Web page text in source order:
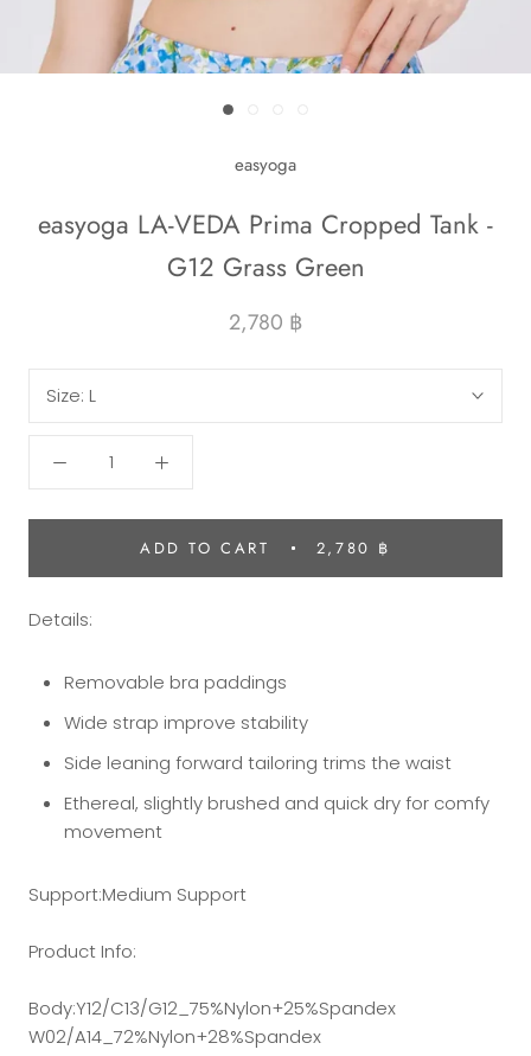
easyoga
easyoga LA-VEDA Prima Cropped Tank -
G12 Grass Green
2,780 ฿
Size: L
ADD TO CART 2,780 ฿
Details:
Removable bra paddings
Wide strap improve stability
Side leaning forward tailoring trims the waist
Ethereal, slightly brushed and quick dry for comfy
movement
Support:Medium Support
Product Info:
Body:Y12/C13/G12_75%Nylon+25%Spandex
W02/A14_72%Nylon+28%Spandex